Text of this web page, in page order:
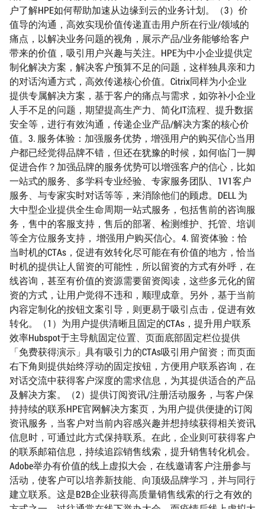
户了解HPE如何帮助加速从边缘到云的业务计划。（3）价
值导的沟通，高效实现价值传递直击用户所在行业/领域的
痛点，以解决业务问题的视角，展示产品/业务能够给客户
带来的价值，吸引用户兴趣与关注。HPE为中小企业提供定
制化解决方案，解决客户预算不足的问题，这样独具亲和力
的对话沟通方式，高效传递核心价值。Citrix同样为小企业
提供专属解决方案，基于客户的痛点与需求，如弥补小企业
人手不足的问题，期望提高生产力、简化IT流程、提升数据
安全等，进行有效沟通，传递企业产品/解决方案的核心价
值。3. 服务体验：加强服务优势，增强用户的购买信心当用
户都已经觉得品牌不错，但还在犹豫的时候，如何临门一脚
促进合作？加强品牌的服务优势可以增强客户的信心，比如
一站式的服务、多学科专业经验、专家服务团队、1V1客户
服务、与专家实时对话等等，来消除他们的顾虑。DELL 为
大中型企业提供全生命周期一站式服务，包括售前的咨询服
务，售中的客服支持，售后的部署、检测维护、托管、培训
等全方位服务支持， 增强用户购买信心。4. 留资体验：恰
当时机的CTAs，促进有效转化尽可能在有价值的地方，恰当
时机的提供让人留资的可能性，所以留资的方式有外呼，在
线咨询，甚至有价值的资源需要留资阅读，这些多元化的留
资的方式，让用户觉得不违和，顺理成章。另外，基于当前
内容定制化的按钮文案引导，则更易于吸引点击，促进有效
转化。（1）为用户提供清晰且固定的CTAs，提升用户联系
效率Hubspot于主导航固定位置、页面底部固定栏位提供
「免费获得演示」具有吸引力的CTAs吸引用户留资；而页面
右下角则提供始终浮动的固定按钮，方便用户联系咨询，在
对话交流中获得客户深度的需求信息，为其提供适合的产品
及解决方案。（2）提供订阅资讯/注册活动服务，与客户保
持持续的联系HPE官网解决方案页，为用户提供便捷的订阅
资讯服务，当客户对当前内容感兴趣并想持续获得相关资讯
信息时，可通过此方式保持联系。在此，企业则可获得客户
的联系邮箱信息，持续追踪销售线索，提升销售转化机会。
Adobe举办有价值的线上虚拟大会，在线邀请客户注册参与
活动，使客户可以培养新技能、向顶级品牌学习，并与同行
建立联系。这是B2B企业获得高质量销售线索的行之有效的